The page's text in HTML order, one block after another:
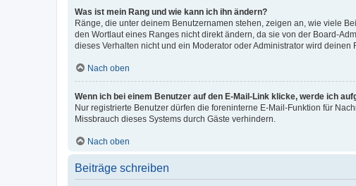
Was ist mein Rang und wie kann ich ihn ändern?
Ränge, die unter deinem Benutzernamen stehen, zeigen an, wie viele
den Wortlaut eines Ranges nicht direkt ändern, da sie von der Board-
dieses Verhalten nicht und ein Moderator oder Administrator wird deinen
Nach oben
Wenn ich bei einem Benutzer auf den E-Mail-Link klicke, werde ich
Nur registrierte Benutzer dürfen die foreninterne E-Mail-Funktion für
Missbrauch dieses Systems durch Gäste verhindern.
Nach oben
Beiträge schreiben